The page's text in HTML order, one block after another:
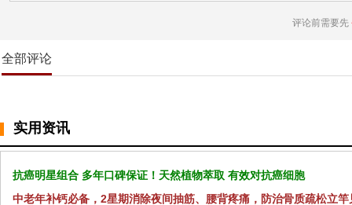
评论前需要先
全部评论
实用资讯
抗癌明星组合 多年口碑保证！天然植物萃取 有效对抗癌细胞
中老年补钙必备，2星期消除夜间抽筋、腰背疼痛，防治骨质疏松立竿